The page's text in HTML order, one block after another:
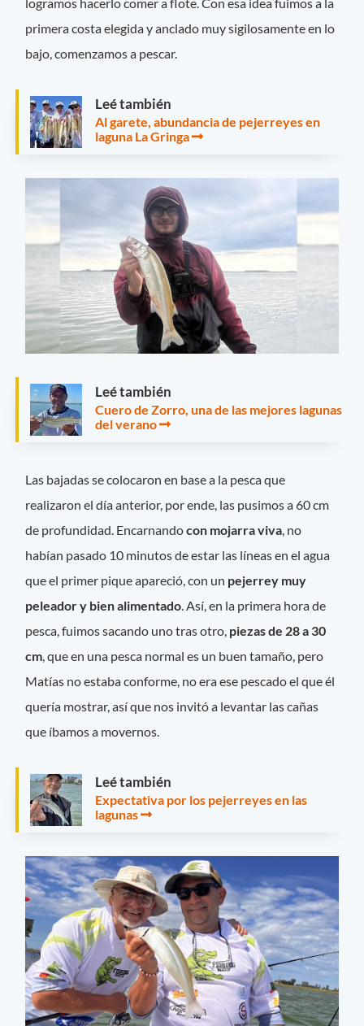
primera costa elegida y anclado muy sigilosamente en lo
bajo, comenzamos a pescar.
Leé también
Al garete, abundancia de pejerreyes en
laguna La Gringa
Leé también
Cuero de Zorro, una de las mejores lagunas
del verano
Las bajadas se colocaron en base a la pesca que
realizaron el día anterior, por ende, las pusimos a 60 cm
de profundidad. Encarnandocon mojarra viva , no
habían pasado 10 minutos de estar las líneas en el agua
que el primer pique apareció, con un pejerrey muy
peleador y bien alimentado . Así, en la primera hora de
pesca, fuimos sacando uno tras otro, piezas de 28 a 30
cm , que en una pesca normal es un buen tamaño, pero
Matías no estaba conforme, no era ese pescado el que él
quería mostrar, así que nos invitó a levantar las cañas
que íbamos a movernos.
Leé también
Expectativa por los pejerreyes en las
lagunas